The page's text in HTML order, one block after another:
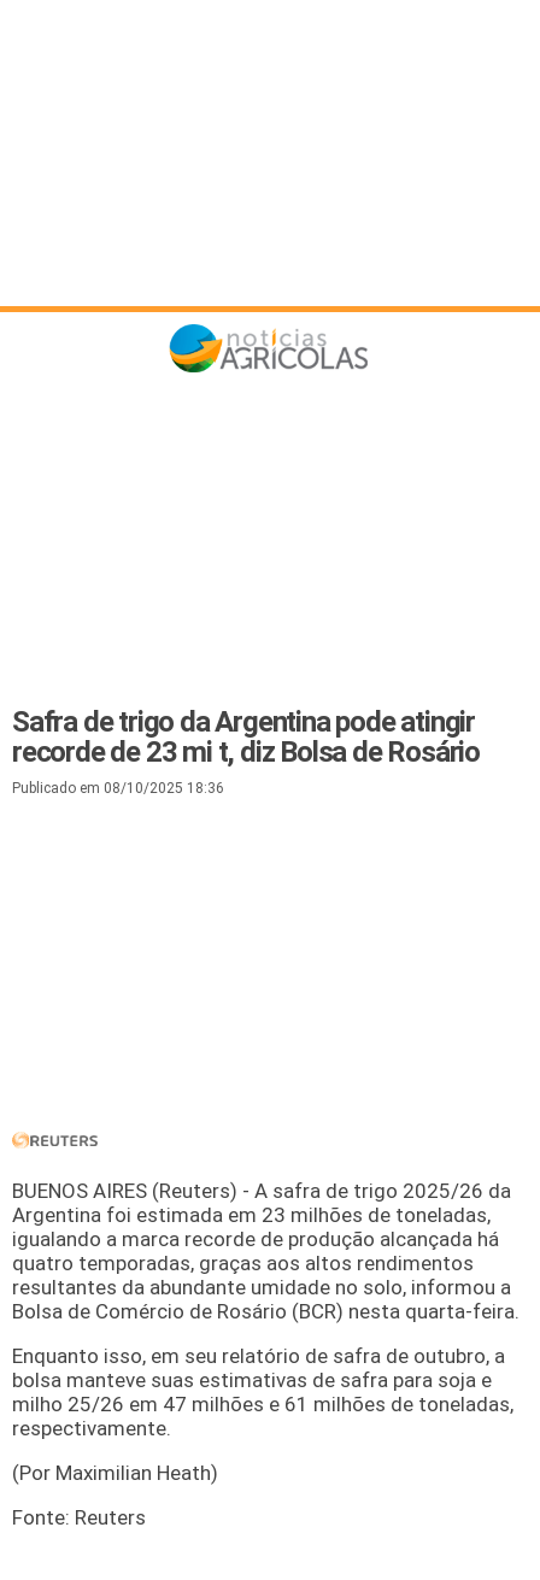
Safra de trigo da Argentina pode atingir
recorde de 23 mi t, diz Bolsa de Rosário
Publicado em 08/10/2025 18:36
BUENOS AIRES (Reuters) - A safra de trigo 2025/26 da
Argentina foi estimada em 23 milhões de toneladas,
igualando a marca recorde de produção alcançada há
quatro temporadas, graças aos altos rendimentos
resultantes da abundante umidade no solo, informou a
Bolsa de Comércio de Rosário (BCR) nesta quarta-feira.
Enquanto isso, em seu relatório de safra de outubro, a
bolsa manteve suas estimativas de safra para soja e
milho 25/26 em 47 milhões e 61 milhões de toneladas,
respectivamente.
(Por Maximilian Heath)
Fonte: Reuters